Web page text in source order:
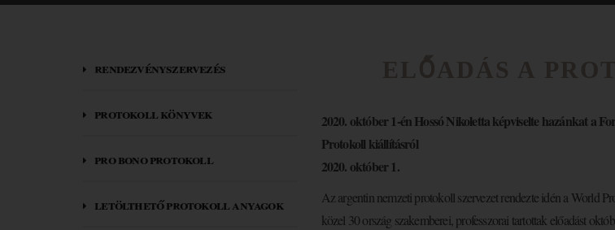
rendezvényszervezés
protokoll könyvek
pro bono protokoll
letölthető protokoll anyagok
2020. október 1-én Hossó Nikoletta képviselte hazánkat a
Protokoll kiállításról
2020. október 1.
Az argentin nemzeti protokoll szervezet rendezte idén a World
közel 30 ország szakemberei, professzorai tartottak előadást